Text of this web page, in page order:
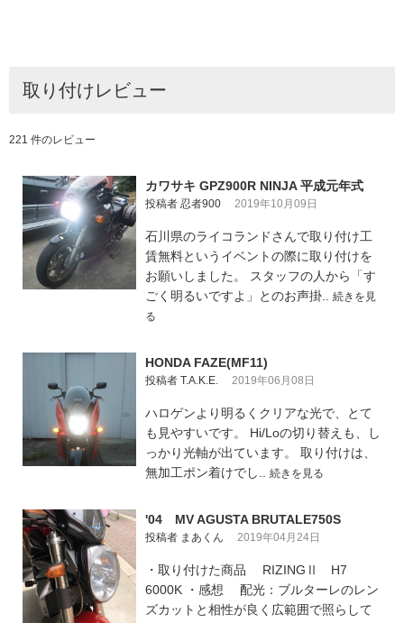
取り付けレビュー
221 件のレビュー
カワサキ GPZ900R NINJA 平成元年式
投稿者 忍者900 2019年10月09日
石川県のライコランドさんで取り付け工
賃無料というイベントの際に取り付けを
お願いしました。 スタッフの人から「す
ごく明るいですよ」とのお声掛.. 続きを見
る
HONDA FAZE(MF11)
投稿者 T.A.K.E. 2019年06月08日
ハロゲンより明るくクリアな光で、とて
も見やすいです。 Hi/Loの切り替えも、し
っかり光軸が出ています。 取り付けは、
無加工ポン着けでし.. 続きを見る
'04 MV AGUSTA BRUTALE750S
投稿者 まあくん 2019年04月24日
・取り付けた商品 RIZINGⅡ H7
6000K ・感想 配光：ブルターレのレン
ズカットと相性が良く広範囲で照らして